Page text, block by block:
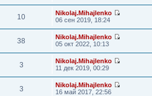
10
Nikolaj.Mihajlenko
06 сен 2019, 18:24
38
Nikolaj.Mihajlenko
05 окт 2022, 10:13
3
Nikolaj.Mihajlenko
11 дек 2019, 00:29
3
Nikolaj.Mihajlenko
16 май 2017, 22:56